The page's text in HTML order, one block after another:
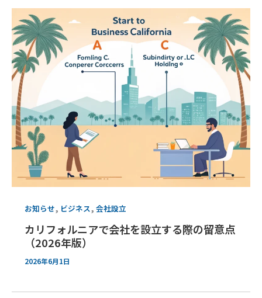
お知らせ, ビジネス, 会社設立
カリフォルニアで会社を設立する際の留意点
（2026年版）
2026年6月1日